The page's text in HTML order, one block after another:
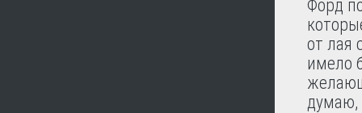
Форд
от лая
имело
думаю,